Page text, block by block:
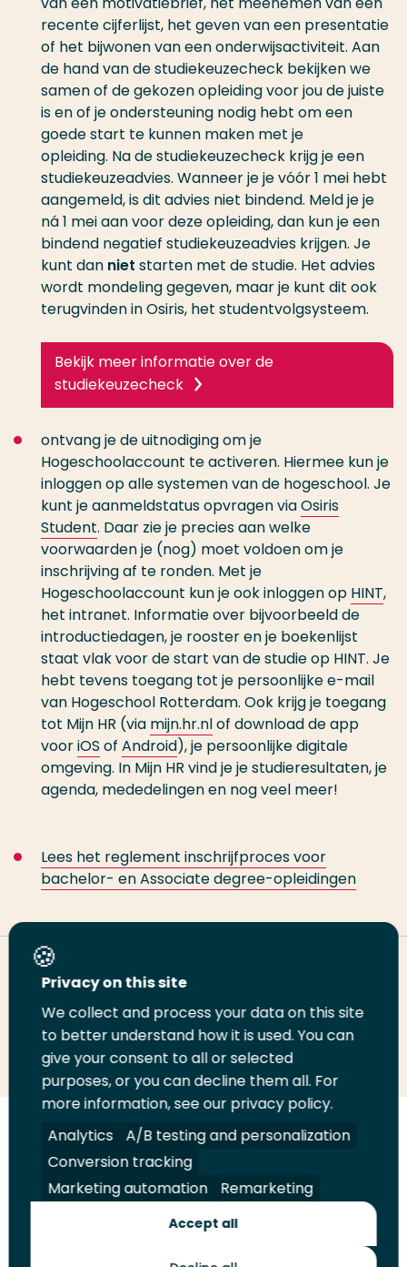
recente cijferlijst, het geven van een presentatie
of het bijwonen van een onderwijsactiviteit. Aan
de hand van de studiekeuzecheck bekijken we
samen of de gekozen opleiding voor jou de juiste
is en of je ondersteuning nodig hebt om een
goede start te kunnen maken met je
opleiding. Na de studiekeuzecheck krijg je een
studiekeuzeadvies. Wanneer je je vóór 1 mei hebt
aangemeld, is dit advies niet bindend. Meld je je
ná 1 mei aan voor deze opleiding, dan kun je een
bindend negatief studiekeuzeadvies krijgen. Je
kunt dan niet starten met de studie. Het advies
wordt mondeling gegeven, maar je kunt dit ook
terugvinden in Osiris, het studentvolgsysteem.
Bekijk meer informatie over de
studiekeuzecheck
ontvang je de uitnodiging om je
Hogeschoolaccount te activeren. Hiermee kun je
inloggen op alle systemen van de hogeschool. Je
kunt je aanmeldstatus opvragen viaOsiris
Student. Daar zie je precies aan welke
voorwaarden je (nog) moet voldoen om je
inschrijving af te ronden. Met je
Hogeschoolaccount kun je ook inloggen op HINT,
het intranet. Informatie over bijvoorbeeld de
introductiedagen, je rooster en je boekenlijst
staat vlak voor de start van de studie op HINT. Je
hebt tevens toegang tot je persoonlijke e-mail
van Hogeschool Rotterdam. Ook krijg je toegang
tot Mijn HR (via mijn.hr.nlof download de app
vooriOS of Android), je persoonlijke digitale
omgeving. In Mijn HR vind je je studieresultaten, je
agenda, mededelingen en nog veel meer!
Lees het reglement inschrijfproces voor
bachelor- en Associate degree-opleidingen
Deel deze pagina
Deel
LinkedIn
Deel
op
Twitter
Deel
op
Facebook
Email
deze
pagina
Print
deze
pagina
Volg
ons
op
LinkedIn
Volg
ons
op
Facebook
Volg
ons
op
YouTube
Volg
ons
op
Instagram
Juridisch Security A-Z Index
Contact
Privacy on this site
We collect and process your data on this site
to better understand how it is used. You can
give your consent to all or selected
purposes, or you can decline them all. For
more information, see our privacy policy.
Analytics
A/B testing and personalization
Conversion tracking
Marketing automation
Remarketing
Accept all